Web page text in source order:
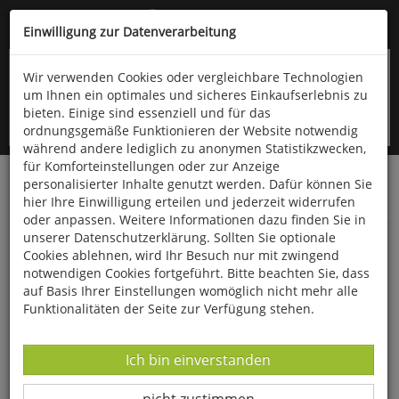
Kompletten Head der Seite überspringen
oder (06766) 9323-960
Startseite Bücher Downloads
Zeitschriften
Der Falke
Rotmilan-Forschung in Deutschland
Einwilligung zur Datenverarbeitung
Wir verwenden Cookies oder vergleichbare Technologien
um Ihnen ein optimales und sicheres Einkaufserlebnis zu
bieten. Einige sind essenziell und für das
ordnungsgemäße Funktionieren der Website notwendig
während andere lediglich zu anonymen Statistikzwecken,
für Komforteinstellungen oder zur Anzeige
personalisierter Inhalte genutzt werden. Dafür können Sie
hier Ihre Einwilligung erteilen und jederzeit widerrufen
oder anpassen. Weitere Informationen dazu finden Sie in
unserer Datenschutzerklärung. Sollten Sie optionale
Cookies ablehnen, wird Ihr Besuch nur mit zwingend
notwendigen Cookies fortgeführt. Bitte beachten Sie, dass
auf Basis Ihrer Einstellungen womöglich nicht mehr alle
Funktionalitäten der Seite zur Verfügung stehen.
Datenverarbeitung -
Ich bin einverstanden